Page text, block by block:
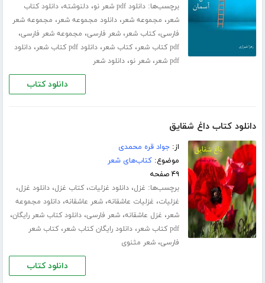
برچسب‌ها:دانلود pdf شعر نو ،دلنوشته،دانلود کتاب
شعر، مجموعه شعر،دانلود مجموعه شعر، مجموعه شعر
فارسی،کتاب شعر،شعر فارسی، مجموعه شعر فارسی،
pdf کتاب شعر ،کتاب شعر،دانلود pdf کتاب شعر ،دانلود
pdf شعر
،شعر نو،دانلود شعر
دانلود کتاب
دانلود کتاب داغ شقایق
از:جواد قره محمدی
موضوع:کتاب‌های شعر
۴۹ صفحه
برچسب‌ها: غزل،دانلود غزلیات،کتاب غزل،دانلود غزل،
غزلیات، غزلیات عاشقانه،شعر عاشقانه،دانلود مجموعه
شعر، غزل عاشقانه،شعر فارسی،دانلود کتاب شعر رایگان،
pdf کتاب شعر ،دانلود رایگان کتاب شعر،کتاب شعر
فارسی،شعر مثنوی
دانلود کتاب